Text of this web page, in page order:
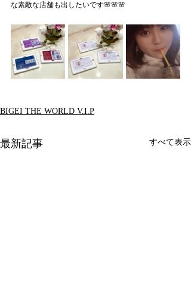
な素敵な店舗も出したいです🌸🌸🌸
BIGEI THE WORLD V.I.P
最新記事 すべて表示